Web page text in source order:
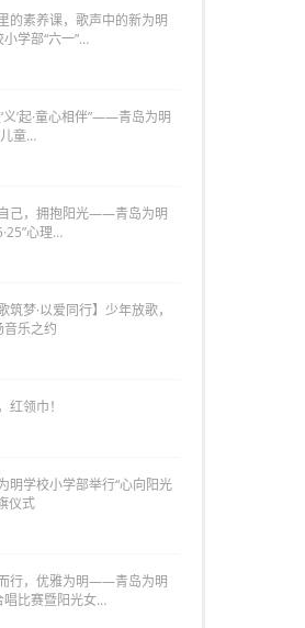
的素养课，歌声中的新为明
学部“六一”…
义’起·童心相伴”——青岛为明
童…
己，拥抱阳光——青岛为明
心理…
筑梦·以爱同行】少年放歌，
音乐之约
红领巾！
明学校小学部举行“心向阳光
仪式
行，优雅为明——青岛为明
唱比赛暨阳光女…